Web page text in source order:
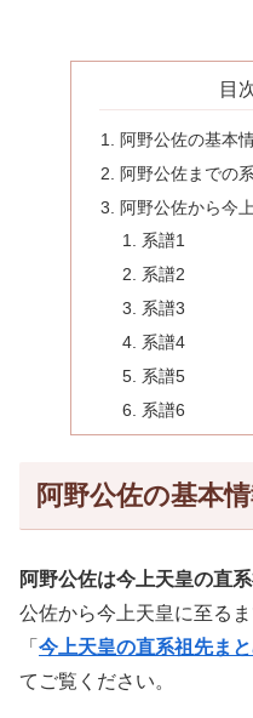
目
阿野公佐の基本
阿野公佐までの
阿野公佐から今
系譜1
系譜2
系譜3
系譜4
系譜5
系譜6
阿野公佐の基本
阿野公佐は今上天皇の直系
公佐から今上天皇に至る
「 今上天皇の直系祖先まと
てご覧ください。